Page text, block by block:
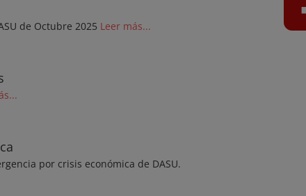
de Octubre 2025 Leer más...
por crisis económica de DASU.